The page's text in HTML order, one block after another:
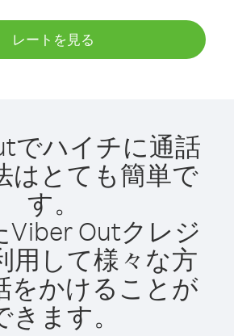
レートを見る
でハイチに通話
はとても簡単で
す。
Viber Outクレジ
用して様々な方
をかけることが
きます。